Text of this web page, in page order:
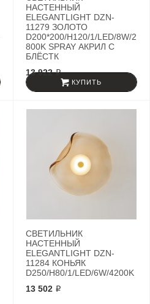
НАСТЕННЫЙ
ELEGANTLIGHT DZN-
11279 ЗОЛОТО
D200*200/H120/1/LED/8W/2
800K SPRAY АКРИЛ С
БЛЁСТК
13 922 ₽
КУПИТЬ
СВЕТИЛЬНИК
НАСТЕННЫЙ
ELEGANTLIGHT DZN-
11284 КОНЬЯК
D250/H80/1/LED/6W/4200K
13 502 ₽